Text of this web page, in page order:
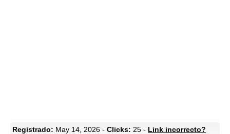
Registrado: May 14, 2026 - Clicks: 25 - Link incorrecto?